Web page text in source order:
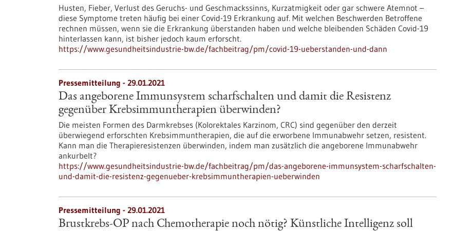
Husten, Fieber, Verlust des Geruchs- und Geschmackssinns, Kurzatmigkeit oder gar schwere Atemnot –
diese Symptome treten häufig bei einer Covid-19 Erkrankung auf. Mit welchen Beschwerden Betroffene
rechnen müssen, wenn sie die Erkrankung überstanden haben und welche bleibenden Schäden Covid-19
hinterlassen kann, ist bisher jedoch kaum erforscht.
https://www.gesundheitsindustrie-bw.de/fachbeitrag/pm/covid-19-ueberstanden-und-dann
Pressemitteilung - 29.01.2021
Das angeborene Immunsystem scharfschalten und damit die Resistenz
gegenüber Krebsimmuntherapien überwinden?
Die meisten Formen des Darmkrebses (Kolorektales Karzinom, CRC) sind gegenüber den derzeit
überwiegend erforschten Krebsimmuntherapien, die auf die erworbene Immunabwehr setzen, resistent.
Kann man die Therapieresistenzen überwinden, indem man zusätzlich die angeborene Immunabwehr
ankurbelt?
https://www.gesundheitsindustrie-bw.de/fachbeitrag/pm/das-angeborene-immunsystem-scharfschalten-
und-damit-die-resistenz-gegenueber-krebsimmuntherapien-ueberwinden
Pressemitteilung - 29.01.2021
Brustkrebs-OP nach Chemotherapie noch nötig? Künstliche Intelligenz soll